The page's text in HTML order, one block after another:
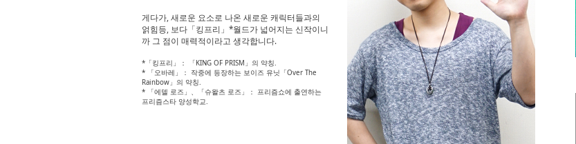
게다가, 새로운 요소로 나온 새로운 캐릭터들과의
얽힘등, 보다「킹프리」*월드가 넓어지는 신작이니
까 그 점이 매력적이라고 생각합니다.
*「킹프리」： 「KING OF PRISM」의 약칭.
* 「오바레」： 작중에 등장하는 보이즈 유닛「Over The
Rainbow」의 약칭.
* 「에델 로즈」、「슈왈츠 로즈」： 프리즘쇼에 출연하는
프리즘스타 양성학교.